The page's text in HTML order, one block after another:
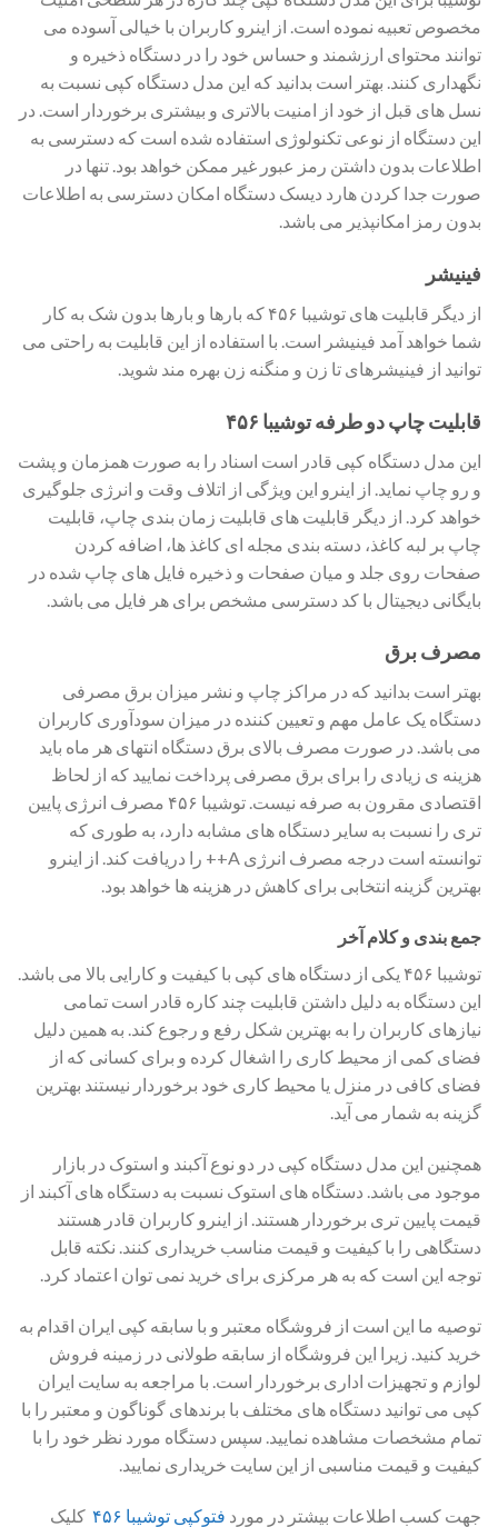
مخصوص تعبیه نموده است. از اینرو کاربران با خیالی آسوده می
توانند محتوای ارزشمند و حساس خود را در دستگاه ذخیره و
نگهداری کنند. بهتر است بدانید که این مدل دستگاه کپی نسبت به
نسل های قبل از خود از امنیت بالاتری و بیشتری برخوردار است. در
این دستگاه از نوعی تکنولوژی استفاده شده است که دسترسی به
اطلاعات بدون داشتن رمز عبور غیر ممکن خواهد بود. تنها در
صورت جدا کردن هارد دیسک دستگاه امکان دسترسی به اطلاعات
بدون رمز امکانپذیر می باشد.
فینیشر
از دیگر قابلیت های توشیبا ۴۵۶ که بارها و بارها بدون شک به کار
شما خواهد آمد فینیشر است. با استفاده از این قابلیت به راحتی می
توانید از فینیشرهای تا زن و منگنه زن بهره مند شوید.
قابلیت چاپ دو طرفه توشیبا ۴۵۶
این مدل دستگاه کپی قادر است اسناد را به صورت همزمان و پشت
و رو چاپ نماید. از اینرو این ویژگی از اتلاف وقت و انرژی جلوگیری
خواهد کرد. از دیگر قابلیت های قابلیت زمان بندی چاپ، قابلیت
چاپ بر لبه کاغذ، دسته بندی مجله ای کاغذ ها، اضافه کردن
صفحات روی جلد و میان صفحات و ذخیره فایل های چاپ شده در
بایگانی دیجیتال با کد دسترسی مشخص برای هر فایل می باشد.
مصرف برق
بهتر است بدانید که در مراکز چاپ و نشر میزان برق مصرفی
دستگاه یک عامل مهم و تعیین کننده در میزان سودآوری کاربران
می باشد. در صورت مصرف بالای برق دستگاه انتهای هر ماه باید
هزینه ی زیادی را برای برق مصرفی پرداخت نمایید که از لحاظ
اقتصادی مقرون به صرفه نیست. توشیبا ۴۵۶ مصرف انرژی پایین
تری را نسبت به سایر دستگاه های مشابه دارد، به طوری که
توانسته است درجه مصرف انرژی A++ را دریافت کند. از اینرو
بهترین گزینه انتخابی برای کاهش در هزینه ها خواهد بود.
جمع بندی و کلام آخر
توشیبا ۴۵۶ یکی از دستگاه های کپی با کیفیت و کارایی بالا می باشد.
این دستگاه به دلیل داشتن قابلیت چند کاره قادر است تمامی
نیازهای کاربران را به بهترین شکل رفع و رجوع کند. به همین دلیل
فضای کمی از محیط کاری را اشغال کرده و برای کسانی که از
فضای کافی در منزل یا محیط کاری خود برخوردار نیستند بهترین
گزینه به شمار می آید.
همچنین این مدل دستگاه کپی در دو نوع آکبند و استوک در بازار
موجود می باشد. دستگاه های استوک نسبت به دستگاه های آکبند از
قیمت پایین تری برخوردار هستند. از اینرو کاربران قادر هستند
دستگاهی را با کیفیت و قیمت مناسب خریداری کنند. نکته قابل
توجه این است که به هر مرکزی برای خرید نمی توان اعتماد کرد.
توصیه ما این است از فروشگاه معتبر و با سابقه کپی ایران اقدام به
خرید کنید. زیرا این فروشگاه از سابقه طولانی در زمینه فروش
لوازم و تجهیزات اداری برخوردار است. با مراجعه به سایت ایران
کپی می توانید دستگاه های مختلف با برندهای گوناگون و معتبر را با
تمام مشخصات مشاهده نمایید. سپس دستگاه مورد نظر خود را با
کیفیت و قیمت مناسبی از این سایت خریداری نمایید.
جهت کسب اطلاعات بیشتر در مورد فتوکپی توشیبا ۴۵۶
کلیک